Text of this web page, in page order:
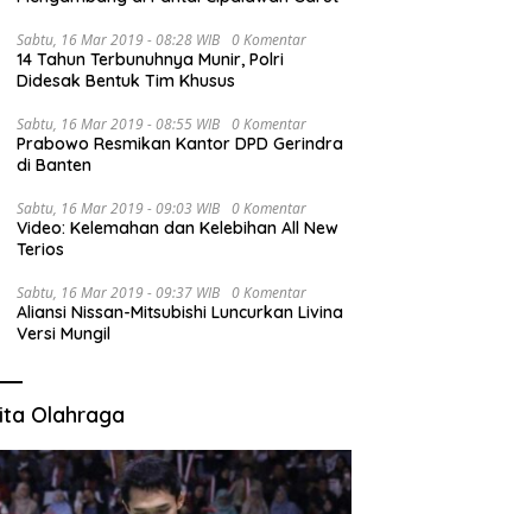
Sabtu, 16 Mar 2019 - 08:28 WIB 0 Komentar
14 Tahun Terbunuhnya Munir, Polri
Didesak Bentuk Tim Khusus
Sabtu, 16 Mar 2019 - 08:55 WIB 0 Komentar
Prabowo Resmikan Kantor DPD Gerindra
di Banten
Sabtu, 16 Mar 2019 - 09:03 WIB 0 Komentar
Video: Kelemahan dan Kelebihan All New
Terios
Sabtu, 16 Mar 2019 - 09:37 WIB 0 Komentar
Aliansi Nissan-Mitsubishi Luncurkan Livina
Versi Mungil
Olahraga